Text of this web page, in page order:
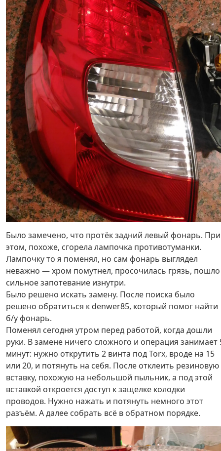
Было замечено, что протёк задний левый фонарь. При
этом, похоже, сгорела лампочка противотуманки.
Лампочку то я поменял, но сам фонарь выглядел
неважно — хром помутнел, просочилась грязь, пошло
сильное запотевание изнутри.
Было решено искать замену. После поиска было
решено обратиться к denwer85, который помог найти
б/у фонарь.
Поменял сегодня утром перед работой, когда дошли
руки. В замене ничего сложного и операция занимает
минут: нужно открутить 2 винта под Torx, вроде на 15
или 20, и потянуть на себя. После отклеить резиновую
вставку, похожую на небольшой пыльник, а под этой
вставкой откроется доступ к защелке колодки
проводов. Нужно нажать и потянуть немного этот
разъём. А далее собрать всё в обратном порядке.